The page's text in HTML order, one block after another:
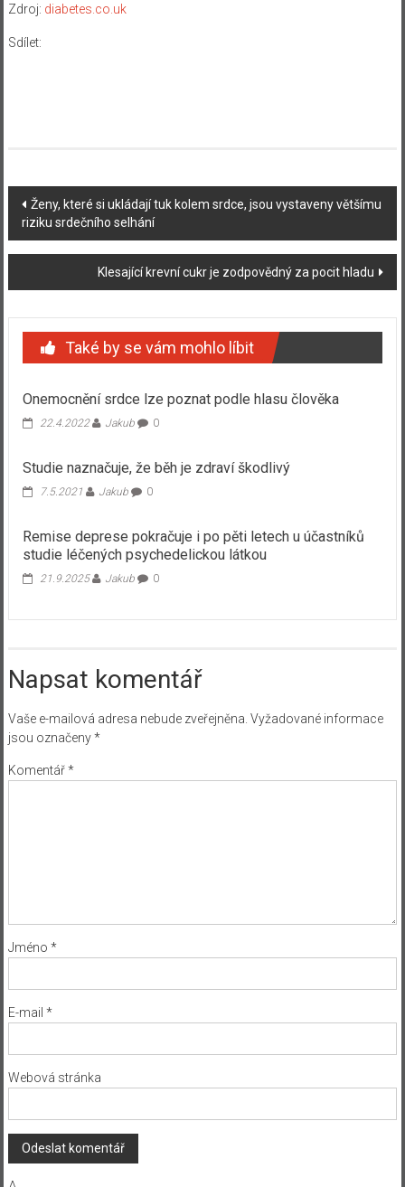
Zdroj: diabetes.co.uk
Sdílet:
Navigace
příspěvku
Ženy, které si ukládají tuk kolem srdce, jsou vystaveny většímu
riziku srdečního selhání
Klesající krevní cukr je zodpovědný za pocit hladu
Také by se vám mohlo líbit
Onemocnění srdce lze poznat podle hlasu člověka
22.4.2022 Jakub 0
Studie naznačuje, že běh je zdraví škodlivý
7.5.2021 Jakub 0
Remise deprese pokračuje i po pěti letech u účastníků
studie léčených psychedelickou látkou
21.9.2025 Jakub 0
Napsat komentář
Vaše e-mailová adresa nebude zveřejněna. Vyžadované informace
jsou označeny*
Komentář*
Jméno *
E-mail *
Webová stránka